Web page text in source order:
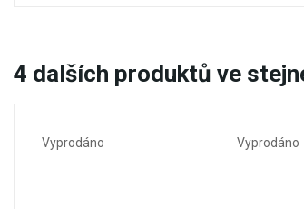
4 dalších produktů ve
Vyprodáno Vyprodáno